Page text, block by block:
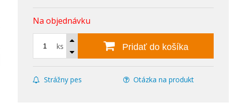
Na objednávku
ks Pridať do košíka
Strážny pes Otázka na produkt